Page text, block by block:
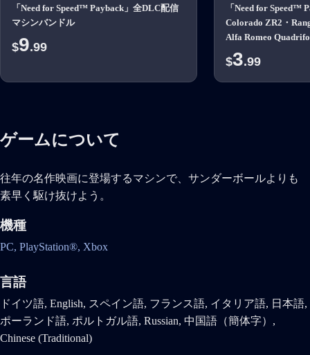
「Need for Speed™ Payback」全DLC配信
マシンバンドル
$9.99
「Need for Speed™
Colorado ZR2・
Alfa Romeo
$3.99
ゲームについて
往年の名作映画に登場するマシンで、サンダーボールよりも
素早く駆け抜けよう。
機種
PC, PlayStation®, Xbox
言語
ドイツ語, English, スペイン語, フランス語, イタリア語, 日本語,
ポーランド語, ポルトガル語, Russian, 中国語（簡体字）,
Chinese (Traditional)